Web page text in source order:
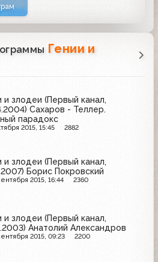
Гении и
и злодеи (Первый канал,
- Теллер.
парадокс
2015, 15:45 2882
и злодеи (Первый канал,
Борис Покровский
2015, 16:44 2360
и злодеи (Первый канал,
Анатолий Александров
2015, 09:23 2200